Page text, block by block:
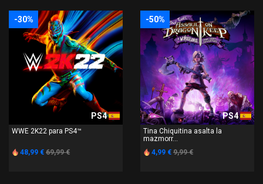
-30%
PS4
WWE 2K22 para PS4™
48,99 € 69,99 €
-50%
PS4
Tina Chiquitina asalta la
mazmorr...
4,99 € 9,99 €